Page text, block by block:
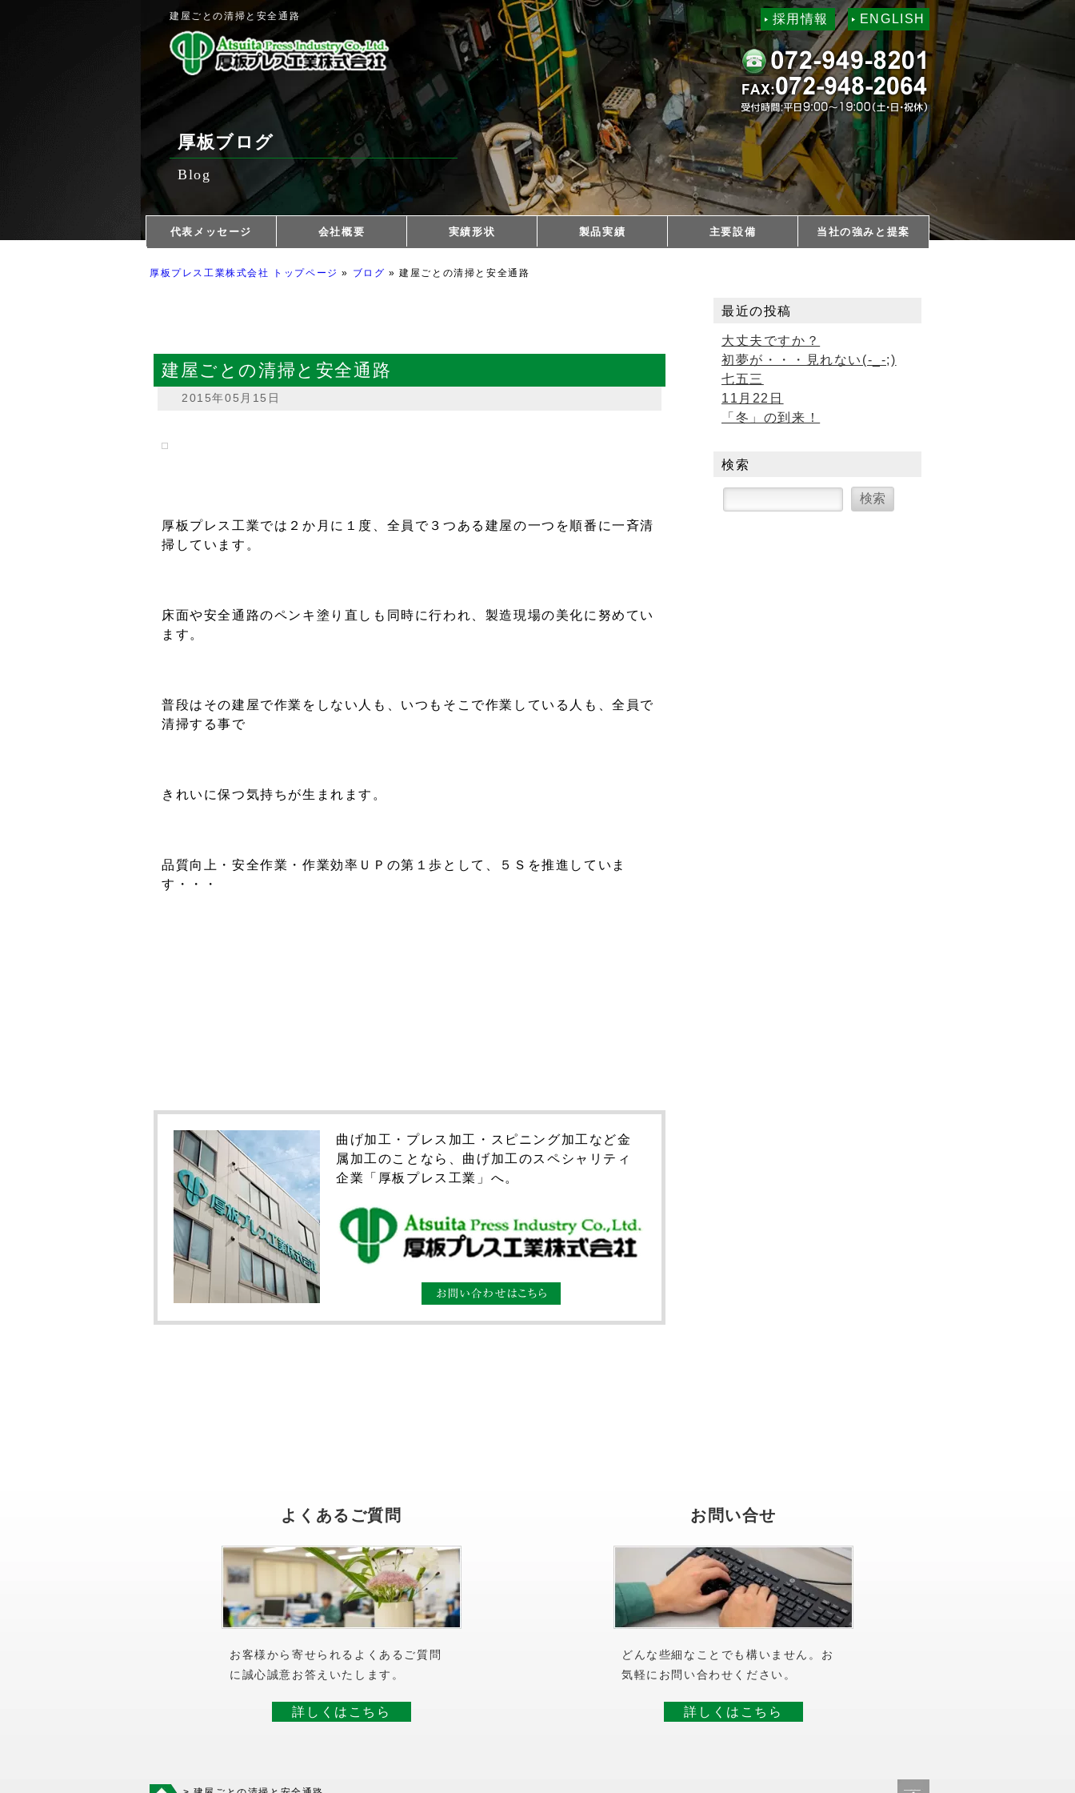
建屋ごとの清掃と安全通路 採用情報 ENGLISH
厚板ブログ
Blog
代表メッセージ 会社概要
用語集
ブログ
実績形状
ナックル
半球
円錐・胴曲げ
9%Ni鋼曲げ加工・溶接
製品実績 主要設備 当社の強みと提案
厚板プレス工業株式会社 トップページ » ブログ »建屋ごとの清掃と安全通路
建屋ごとの清掃と安全通路
2015年05月15日
厚板プレス工業では２か月に１度、全員で３つある建屋の一つを順番に一斉清
掃しています。
床面や安全通路のペンキ塗り直しも同時に行われ、製造現場の美化に努めてい
ます。
普段はその建屋で作業をしない人も、いつもそこで作業している人も、全員で
清掃する事で
きれいに保つ気持ちが生まれます。
品質向上・安全作業・作業効率ＵＰの第１歩として、５Ｓを推進していま
す・・・
曲げ加工・プレス加工・スピニング加工など金
属加工のことなら、曲げ加工のスペシャリティ
企業「厚板プレス工業」へ。
最近の投稿
大丈夫ですか？
初夢が・・・見れない(-_-;)
七五三
11月22日
「冬」の到来！
検索
よくあるご質問
お客様から寄せられるよくあるご質問
に誠心誠意お答えいたします。
詳しくはこちら
お問い合せ
どんな些細なことでも構いません。お
気軽にお問い合わせください。
詳しくはこちら